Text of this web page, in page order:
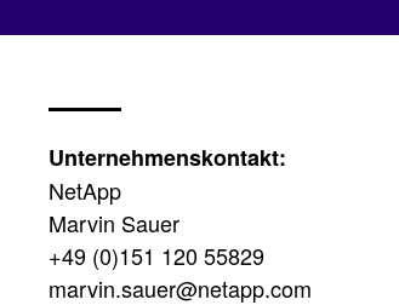
Unternehmenskontakt:
NetApp
Marvin Sauer
+49 (0)151 120 55829
marvin.sauer@netapp.com